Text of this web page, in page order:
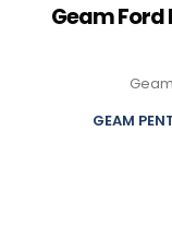
Geam
GEAM